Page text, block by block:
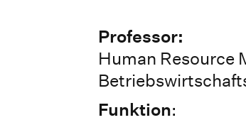
Professor:
Human Resource
Funktion: